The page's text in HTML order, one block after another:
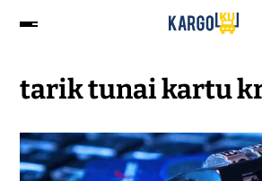
tarik tunai kartu